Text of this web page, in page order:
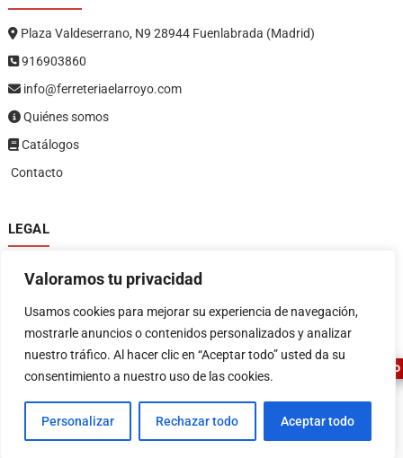
Valoramos tu privacidad
Usamos cookies para mejorar su experiencia de navegación,
mostrarle anuncios o contenidos personalizados y analizar
nuestro tráfico. Al hacer clic en “Aceptar todo” usted da su
consentimiento a nuestro uso de las cookies.
Personalizar Rechazar todo Aceptar todo
Plaza Valdeserrano, N9 28944 Fuenlabrada (Madrid)
916903860
info@ferreteriaelarroyo.com
Quiénes somos
Catálogos
Contacto
LEGAL
Política de privacidad
Política de devoluciones y reembolsos
Términos y condiciones
FERRETERIA EL ARROYO | Diseñado por:Tema Freesia| © 2026WordPress
ASESOR FERRETERO